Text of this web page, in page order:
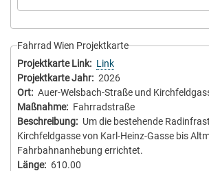
Fahrrad Wien Projektkarte
Projektkarte Link
Link
Projektkarte Jahr
2026
Ort
Auer-Welsbach-Straße und
Maßnahme
Fahrradstraße
Beschreibung
Um die bestehende
Kirchfeldgasse von Karl-Heinz-Gasse bis
Fahrbahnanhebung errichtet.
Länge
610.00